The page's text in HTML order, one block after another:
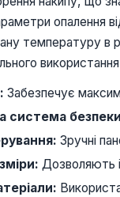
опалення
температуру в
Забезпечує
система
Зручні
Дозволяють